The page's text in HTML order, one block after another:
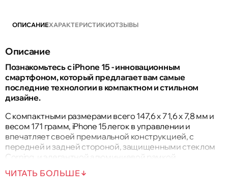
ОПИСАНИЕХАРАКТЕРИСТИКИОТЗЫВЫ
Описание
Познакомьтесь с iPhone 15 - инновационным
смартфоном, который предлагает вам самые
последние технологии в компактном и стильном
дизайне.
С компактными размерами всего 147,6 x 71,6 x 7,8 мм и
весом 171 грамм, iPhone 15 легок в управлении и
впечатляет своей премиальной конструкцией, с
передней и задней стороной, защищенными стеклом
Corning, и элегантной алюминиевой рамкой.
6,1-дюймовый экран Super Retina XDR OLED предлагает
ЧИТАТЬ БОЛЬШЕ